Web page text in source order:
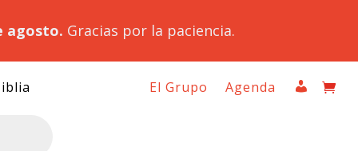
agosto. Gracias por la paciencia.
El Grupo Agenda